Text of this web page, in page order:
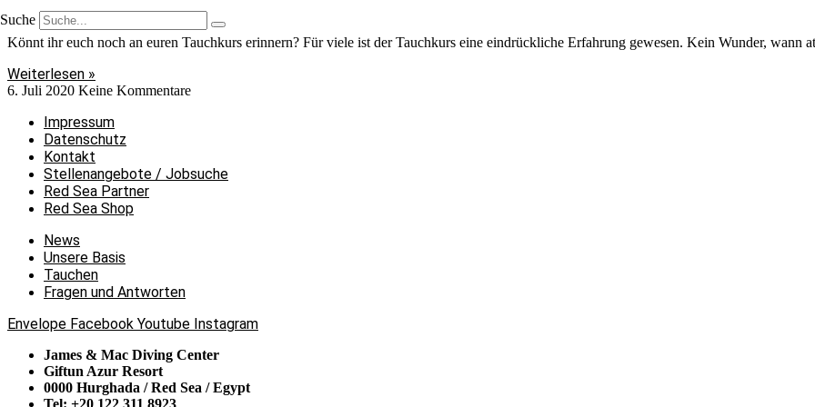
Suche
Könnt ihr euch an euren Tauchkurs erinnern?
Könnt ihr euch noch an euren Tauchkurs erinnern? Für viele ist der Tauchkurs eine eindrückliche Erfahrung gewesen. Kein Wunder, wann
Weiterlesen »
6. Juli 2020 Keine Kommentare
Impressum
Datenschutz
Kontakt
Stellenangebote / Jobsuche
Red Sea Partner
Red Sea Shop
News
Unsere Basis
Tauchen
Fragen und Antworten
Envelope Facebook Youtube Instagram
James & Mac Diving Center
Giftun Azur Resort
0000 Hurghada / Red Sea / Egypt